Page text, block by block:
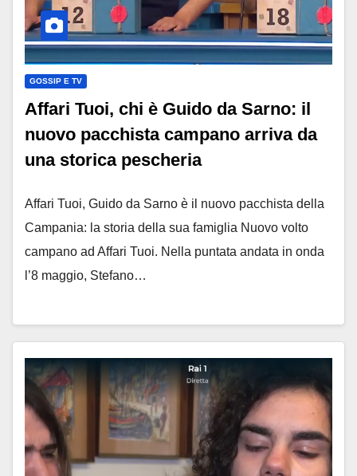
GOSSIP E TV
Affari Tuoi, chi è Guido da Sarno: il
nuovo pacchista campano arriva da
una storica pescheria
Affari Tuoi, Guido da Sarno è il nuovo pacchista della
Campania: la storia della sua famiglia Nuovo volto
campano ad Affari Tuoi. Nella puntata andata in onda
l’8 maggio, Stefano…